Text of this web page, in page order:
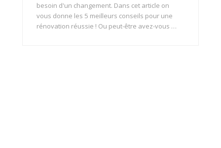
besoin d'un changement. Dans cet article on
vous donne les 5 meilleurs conseils pour une
rénovation réussie ! Ou peut-être avez-vous …